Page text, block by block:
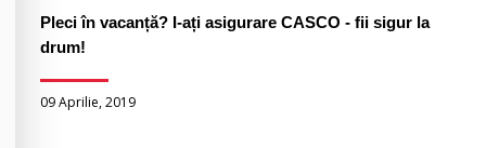
Pleci în vacanță? I-ați asigurare CASCO - fii sigur la
drum!
09 Aprilie, 2019